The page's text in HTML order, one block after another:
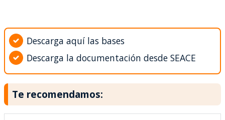
Descarga aquí las bases
Descarga la documentación desde SEACE
Te recomendamos: